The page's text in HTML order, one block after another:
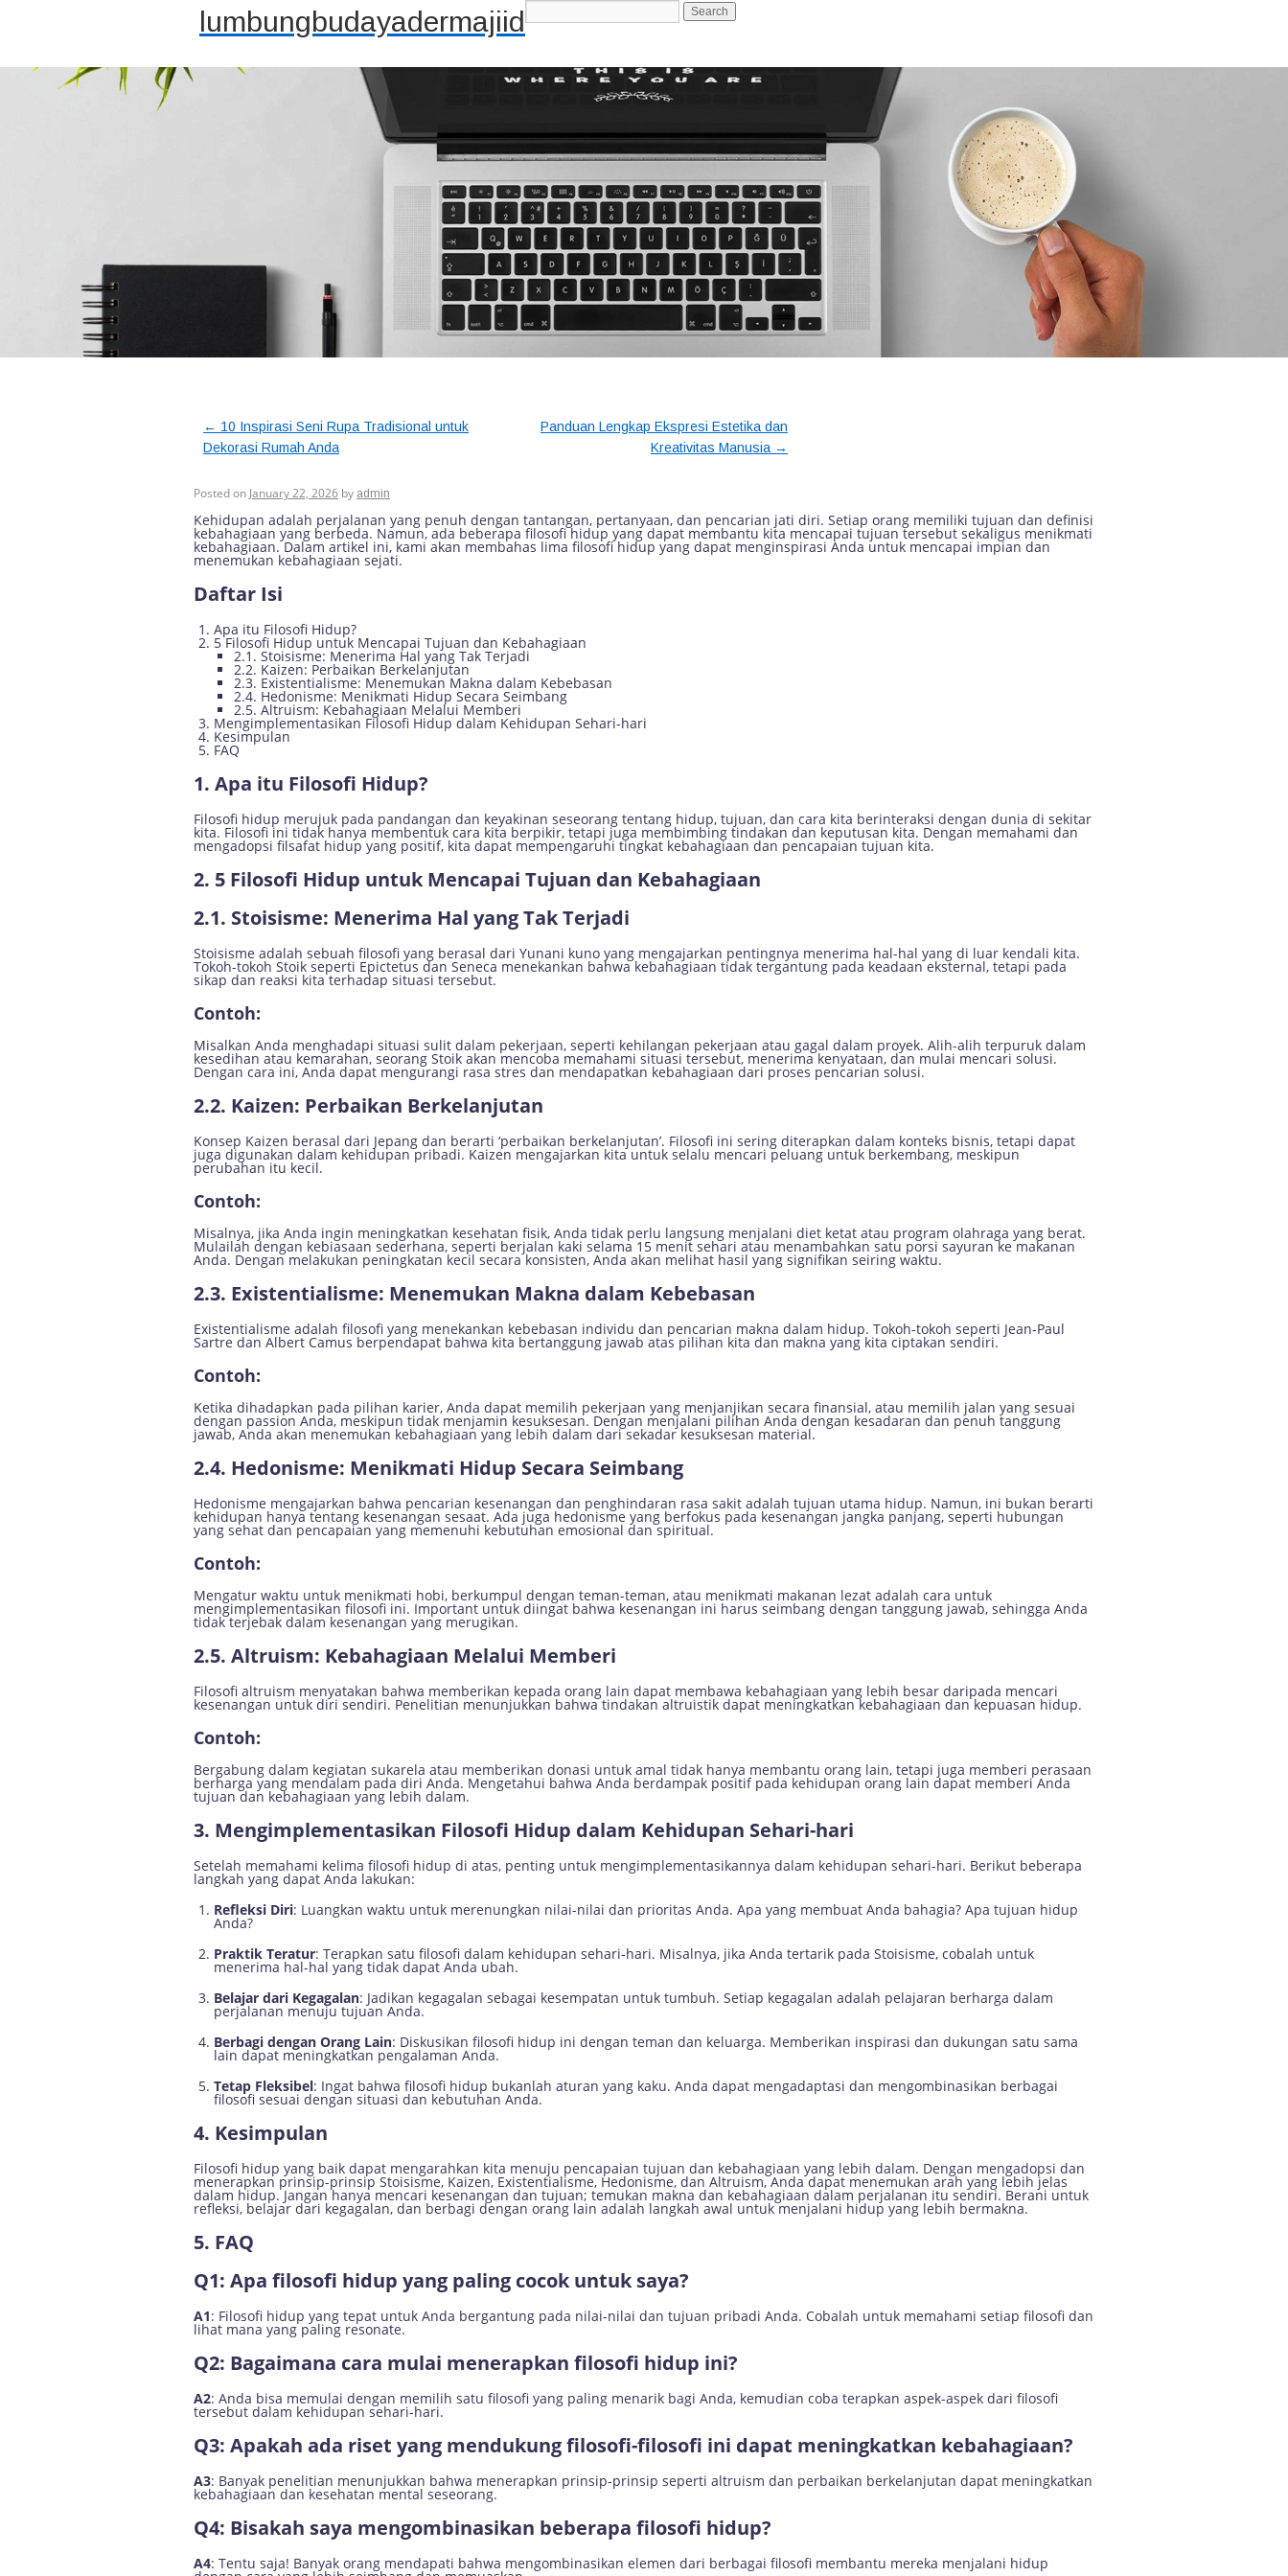
lumbungbudayadermajiid
← 10 Inspirasi Seni Rupa Tradisional untuk
Dekorasi Rumah Anda
Panduan Lengkap Ekspresi Estetika dan
Kreativitas Manusia →
Posted on January 22, 2026 by admin
Kehidupan adalah perjalanan yang penuh dengan tantangan, pertanyaan, dan pencarian jati diri. Setiap orang memiliki tujuan dan definisi
kebahagiaan yang berbeda. Namun, ada beberapa filosofi hidup yang dapat membantu kita mencapai tujuan tersebut sekaligus menikmati
kebahagiaan. Dalam artikel ini, kami akan membahas lima filosofi hidup yang dapat menginspirasi Anda untuk mencapai impian dan
menemukan kebahagiaan sejati.
Daftar Isi
Apa itu Filosofi Hidup?
5 Filosofi Hidup untuk Mencapai Tujuan dan Kebahagiaan
2.1. Stoisisme: Menerima Hal yang Tak Terjadi
2.2. Kaizen: Perbaikan Berkelanjutan
2.3. Existentialisme: Menemukan Makna dalam Kebebasan
2.4. Hedonisme: Menikmati Hidup Secara Seimbang
2.5. Altruism: Kebahagiaan Melalui Memberi
Mengimplementasikan Filosofi Hidup dalam Kehidupan Sehari-hari
Kesimpulan
FAQ
1. Apa itu Filosofi Hidup?
Filosofi hidup merujuk pada pandangan dan keyakinan seseorang tentang hidup, tujuan, dan cara kita berinteraksi dengan dunia di sekitar
kita. Filosofi ini tidak hanya membentuk cara kita berpikir, tetapi juga membimbing tindakan dan keputusan kita. Dengan memahami dan
mengadopsi filsafat hidup yang positif, kita dapat mempengaruhi tingkat kebahagiaan dan pencapaian tujuan kita.
2. 5 Filosofi Hidup untuk Mencapai Tujuan dan Kebahagiaan
2.1. Stoisisme: Menerima Hal yang Tak Terjadi
Stoisisme adalah sebuah filosofi yang berasal dari Yunani kuno yang mengajarkan pentingnya menerima hal-hal yang di luar kendali kita.
Tokoh-tokoh Stoik seperti Epictetus dan Seneca menekankan bahwa kebahagiaan tidak tergantung pada keadaan eksternal, tetapi pada
sikap dan reaksi kita terhadap situasi tersebut.
Contoh:
Misalkan Anda menghadapi situasi sulit dalam pekerjaan, seperti kehilangan pekerjaan atau gagal dalam proyek. Alih-alih terpuruk dalam
kesedihan atau kemarahan, seorang Stoik akan mencoba memahami situasi tersebut, menerima kenyataan, dan mulai mencari solusi.
Dengan cara ini, Anda dapat mengurangi rasa stres dan mendapatkan kebahagiaan dari proses pencarian solusi.
2.2. Kaizen: Perbaikan Berkelanjutan
Konsep Kaizen berasal dari Jepang dan berarti ‘perbaikan berkelanjutan’. Filosofi ini sering diterapkan dalam konteks bisnis, tetapi dapat
juga digunakan dalam kehidupan pribadi. Kaizen mengajarkan kita untuk selalu mencari peluang untuk berkembang, meskipun
perubahan itu kecil.
Contoh:
Misalnya, jika Anda ingin meningkatkan kesehatan fisik, Anda tidak perlu langsung menjalani diet ketat atau program olahraga yang berat.
Mulailah dengan kebiasaan sederhana, seperti berjalan kaki selama 15 menit sehari atau menambahkan satu porsi sayuran ke makanan
Anda. Dengan melakukan peningkatan kecil secara konsisten, Anda akan melihat hasil yang signifikan seiring waktu.
2.3. Existentialisme: Menemukan Makna dalam Kebebasan
Existentialisme adalah filosofi yang menekankan kebebasan individu dan pencarian makna dalam hidup. Tokoh-tokoh seperti Jean-Paul
Sartre dan Albert Camus berpendapat bahwa kita bertanggung jawab atas pilihan kita dan makna yang kita ciptakan sendiri.
Contoh:
Ketika dihadapkan pada pilihan karier, Anda dapat memilih pekerjaan yang menjanjikan secara finansial, atau memilih jalan yang sesuai
dengan passion Anda, meskipun tidak menjamin kesuksesan. Dengan menjalani pilihan Anda dengan kesadaran dan penuh tanggung
jawab, Anda akan menemukan kebahagiaan yang lebih dalam dari sekadar kesuksesan material.
2.4. Hedonisme: Menikmati Hidup Secara Seimbang
Hedonisme mengajarkan bahwa pencarian kesenangan dan penghindaran rasa sakit adalah tujuan utama hidup. Namun, ini bukan berarti
kehidupan hanya tentang kesenangan sesaat. Ada juga hedonisme yang berfokus pada kesenangan jangka panjang, seperti hubungan
yang sehat dan pencapaian yang memenuhi kebutuhan emosional dan spiritual.
Contoh:
Mengatur waktu untuk menikmati hobi, berkumpul dengan teman-teman, atau menikmati makanan lezat adalah cara untuk
mengimplementasikan filosofi ini. Important untuk diingat bahwa kesenangan ini harus seimbang dengan tanggung jawab, sehingga Anda
tidak terjebak dalam kesenangan yang merugikan.
2.5. Altruism: Kebahagiaan Melalui Memberi
Filosofi altruism menyatakan bahwa memberikan kepada orang lain dapat membawa kebahagiaan yang lebih besar daripada mencari
kesenangan untuk diri sendiri. Penelitian menunjukkan bahwa tindakan altruistik dapat meningkatkan kebahagiaan dan kepuasan hidup.
Contoh:
Bergabung dalam kegiatan sukarela atau memberikan donasi untuk amal tidak hanya membantu orang lain, tetapi juga memberi perasaan
berharga yang mendalam pada diri Anda. Mengetahui bahwa Anda berdampak positif pada kehidupan orang lain dapat memberi Anda
tujuan dan kebahagiaan yang lebih dalam.
3. Mengimplementasikan Filosofi Hidup dalam Kehidupan Sehari-hari
Setelah memahami kelima filosofi hidup di atas, penting untuk mengimplementasikannya dalam kehidupan sehari-hari. Berikut beberapa
langkah yang dapat Anda lakukan:
Refleksi Diri: Luangkan waktu untuk merenungkan nilai-nilai dan prioritas Anda. Apa yang membuat Anda bahagia? Apa tujuan hidup
Anda?
Praktik Teratur: Terapkan satu filosofi dalam kehidupan sehari-hari. Misalnya, jika Anda tertarik pada Stoisisme, cobalah untuk
menerima hal-hal yang tidak dapat Anda ubah.
Belajar dari Kegagalan: Jadikan kegagalan sebagai kesempatan untuk tumbuh. Setiap kegagalan adalah pelajaran berharga dalam
perjalanan menuju tujuan Anda.
Berbagi dengan Orang Lain: Diskusikan filosofi hidup ini dengan teman dan keluarga. Memberikan inspirasi dan dukungan satu sama
lain dapat meningkatkan pengalaman Anda.
Tetap Fleksibel: Ingat bahwa filosofi hidup bukanlah aturan yang kaku. Anda dapat mengadaptasi dan mengombinasikan berbagai
filosofi sesuai dengan situasi dan kebutuhan Anda.
4. Kesimpulan
Filosofi hidup yang baik dapat mengarahkan kita menuju pencapaian tujuan dan kebahagiaan yang lebih dalam. Dengan mengadopsi dan
menerapkan prinsip-prinsip Stoisisme, Kaizen, Existentialisme, Hedonisme, dan Altruism, Anda dapat menemukan arah yang lebih jelas
dalam hidup. Jangan hanya mencari kesenangan dan tujuan; temukan makna dan kebahagiaan dalam perjalanan itu sendiri. Berani untuk
refleksi, belajar dari kegagalan, dan berbagi dengan orang lain adalah langkah awal untuk menjalani hidup yang lebih bermakna.
5. FAQ
Q1: Apa filosofi hidup yang paling cocok untuk saya?
A1: Filosofi hidup yang tepat untuk Anda bergantung pada nilai-nilai dan tujuan pribadi Anda. Cobalah untuk memahami setiap filosofi dan
lihat mana yang paling resonate.
Q2: Bagaimana cara mulai menerapkan filosofi hidup ini?
A2: Anda bisa memulai dengan memilih satu filosofi yang paling menarik bagi Anda, kemudian coba terapkan aspek-aspek dari filosofi
tersebut dalam kehidupan sehari-hari.
Q3: Apakah ada riset yang mendukung filosofi-filosofi ini dapat meningkatkan kebahagiaan?
A3: Banyak penelitian menunjukkan bahwa menerapkan prinsip-prinsip seperti altruism dan perbaikan berkelanjutan dapat meningkatkan
kebahagiaan dan kesehatan mental seseorang.
Q4: Bisakah saya mengombinasikan beberapa filosofi hidup?
A4: Tentu saja! Banyak orang mendapati bahwa mengombinasikan elemen dari berbagai filosofi membantu mereka menjalani hidup